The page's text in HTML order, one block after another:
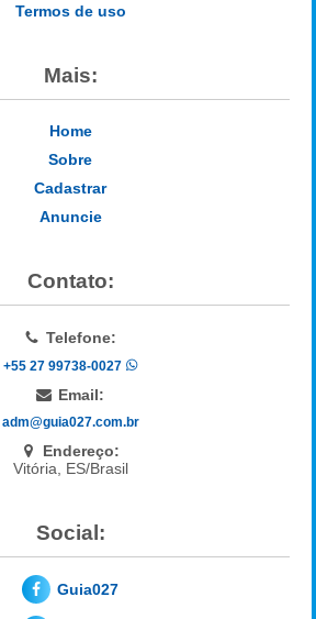
Termos de uso
Mais:
Home
Sobre
Cadastrar
Anuncie
Contato:
Telefone:
+55 27 99738-0027
Email:
adm@guia027.com.br
Endereço:
Vitória, ES/Brasil
Social:
Guia027